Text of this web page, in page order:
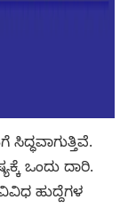
ಒಂದು ದಾರಿ.
ಹುದ್ದೆಗಳ